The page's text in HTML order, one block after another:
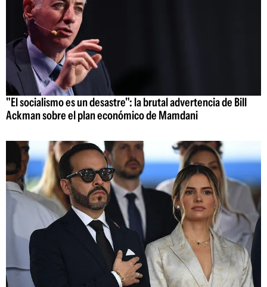
"El socialismo es un desastre": la brutal advertencia de Bill
Ackman sobre el plan económico de Mamdani